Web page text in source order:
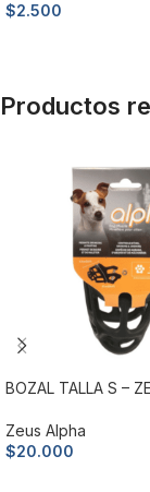
$2.500
Productos
BOZAL TALLA S –
Zeus Alpha
$20.000